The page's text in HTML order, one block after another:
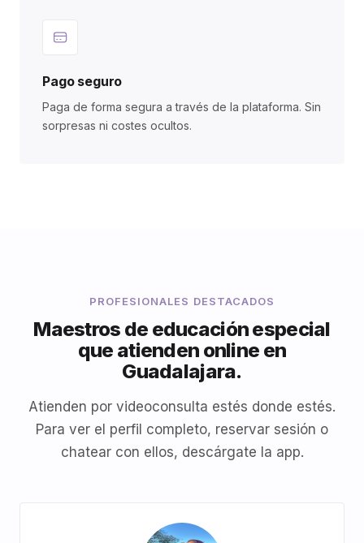
Pago seguro
Paga de forma segura a través de la plataforma. Sin
sorpresas ni costes ocultos.
PROFESIONALES DESTACADOS
Maestros de educación especial
que atienden online en
Guadalajara.
Atienden por videoconsulta estés donde estés.
Para ver el perfil completo, reservar sesión o
chatear con ellos, descárgate la app.